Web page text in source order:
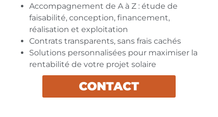
Accompagnement de A à Z : étude de
faisabilité, conception, financement,
réalisation et exploitation
Contrats transparents, sans frais cachés
Solutions personnalisées pour maximiser la
rentabilité de votre projet solaire
CONTACT